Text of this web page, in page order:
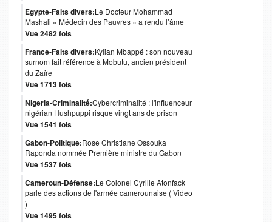
Egypte-Faits divers:Le Docteur Mohammad
Mashali « Médecin des Pauvres » a rendu l’âme
Vue 2482 fois
France-Faits divers:Kylian Mbappé : son nouveau
surnom fait référence à Mobutu, ancien président
du Zaïre
Vue 1713 fois
Nigeria-Criminalité:Cybercriminalité : l'influenceur
nigérian Hushpuppi risque vingt ans de prison
Vue 1541 fois
Gabon-Politique:Rose Christiane Ossouka
Raponda nommée Première ministre du Gabon
Vue 1537 fois
Cameroun-Défense:Le Colonel Cyrille Atonfack
parle des actions de l'armée camerounaise ( Video
)
Vue 1495 fois